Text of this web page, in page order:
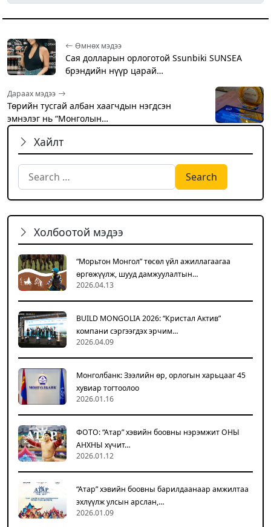
Өмнөх мэдээ
Сая долларын орлоготой Ssunbiki SUNSEA
брэндийн нүүр царай…
Дараах мэдээ
Төрийн тусгай албан хаагчдын нэгдсэн
эмнэлэг нь “Монголын…
Хайлт
Search for:
Холбоотой мэдээ
“Морьтон Монгол” төсөл үйл ажиллагаагаа
өргөжүүлж, шууд дамжуулалтын…
2026.04.13
BUILD MONGOLIA 2026: “Кристал Актив”
компани сэргээгдэх эрчим…
2026.04.09
Монголбанк: Зээлийн өр, орлогын харьцааг 45
хувиар тогтоолоо
2026.01.16
ФОТО: “Атар” хэвийн боовны нэрэмжит ОНЫ
АНХНЫ хүчит…
2026.01.12
“Атар” хэвийн боовны барилдаанаар амжилтаа
эхлүүлж улсын арслан,…
2026.01.09